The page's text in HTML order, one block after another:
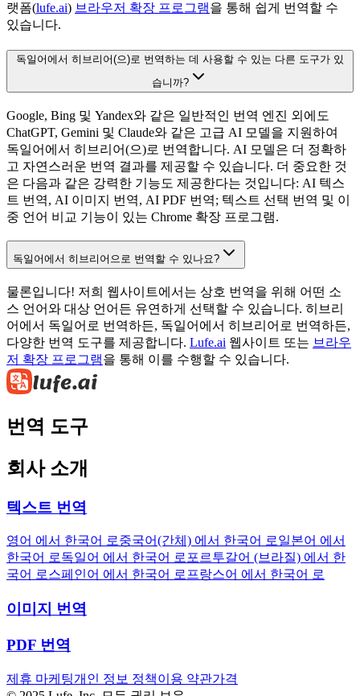
랫폼(lufe.ai) 브라우저 확장 프로그램을 통해 쉽게 번역할 수
있습니다.
독일어에서 히브리어(으)로 번역하는 데 사용할 수 있는 다른 도구가 있
습니까?
Google, Bing 및 Yandex와 같은 일반적인 번역 엔진 외에도
ChatGPT, Gemini 및 Claude와 같은 고급 AI 모델을 지원하여
독일어에서 히브리어(으)로 번역합니다. AI 모델은 더 정확하
고 자연스러운 번역 결과를 제공할 수 있습니다. 더 중요한 것
은 다음과 같은 강력한 기능도 제공한다는 것입니다: AI 텍스
트 번역, AI 이미지 번역, AI PDF 번역; 텍스트 선택 번역 및 이
중 언어 비교 기능이 있는 Chrome 확장 프로그램.
독일어에서 히브리어으로 번역할 수 있나요?
물론입니다! 저희 웹사이트에서는 상호 번역을 위해 어떤 소
스 언어와 대상 언어든 유연하게 선택할 수 있습니다. 히브리
어에서 독일어로 번역하든, 독일어에서 히브리어로 번역하든,
다양한 번역 도구를 제공합니다. Lufe.ai 웹사이트 또는 브라우
저 확장 프로그램을 통해 이를 수행할 수 있습니다.
번역 도구
회사 소개
텍스트 번역
영어 에서 한국어 로중국어(간체) 에서 한국어 로일본어 에서
한국어 로독일어 에서 한국어 로포르투갈어 (브라질) 에서 한
국어 로스페인어 에서 한국어 로프랑스어 에서 한국어 로
이미지 번역
PDF 번역
제휴 마케팅개인 정보 정책이용 약관가격